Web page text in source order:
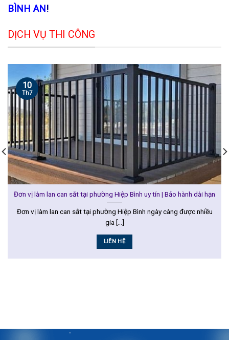
BÌNH AN!
DỊCH VỤ THI CÔNG
Đơn vị làm lan can sắt tại phường Hiệp Bình uy tín | Bảo hành dài hạn
Đơn vị làm lan can sắt tại phường Hiệp Bình ngày càng được nhiều
gia [...]
LIÊN HỆ
10
Th7